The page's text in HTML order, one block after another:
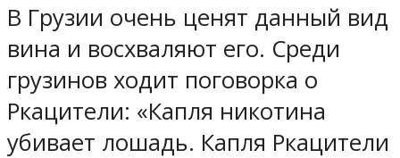
В Грузии очень ценят данный вид
вина и восхваляют его. Среди
грузинов ходит поговорка о
Ркацители: «Капля никотина
убивает лошадь. Капля Ркацители